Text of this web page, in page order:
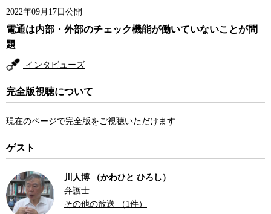
2022年09月17日公開
電通は内部・外部のチェック機能が働いていないことが問
題
インタビューズ
完全版視聴について
現在のページで完全版をご視聴いただけます
ゲスト
川人博 （かわひと ひろし）
弁護士
その他の放送 （1件）